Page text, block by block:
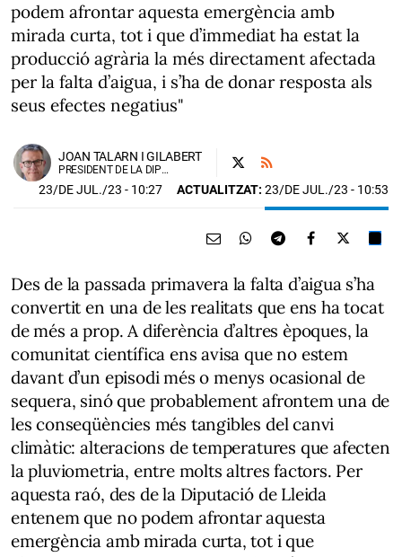
podem afrontar aquesta emergència amb
mirada curta, tot i que d’immediat ha estat la
producció agrària la més directament afectada
per la falta d’aigua, i s’ha de donar resposta als
seus efectes negatius"
JOAN TALARN I GILABERT
PRESIDENT DE LA DIPUTACIÓ DE LLEIDA
23/DE JUL./23 - 10:27 ACTUALITZAT: 23/DE JUL./23 - 10:53
Des de la passada primavera la falta d’aigua s’ha
convertit en una de les realitats que ens ha tocat
de més a prop. A diferència d’altres èpoques, la
comunitat científica ens avisa que no estem
davant d’un episodi més o menys ocasional de
sequera, sinó que probablement afrontem una de
les conseqüències més tangibles del canvi
climàtic: alteracions de temperatures que afecten
la pluviometria, entre molts altres factors. Per
aquesta raó, des de la Diputació de Lleida
entenem que no podem afrontar aquesta
emergència amb mirada curta, tot i que